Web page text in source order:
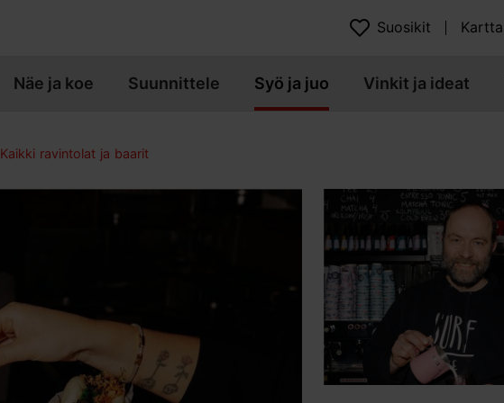
Suosikit Kartta
Näe ja koe Suunnittele Syö ja juo Vinkit ja ideat
Kaikki ravintolat ja baarit